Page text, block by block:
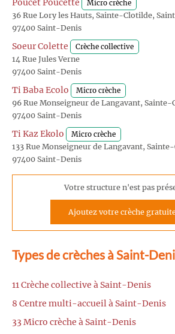
Poucet Poucette Micro crèche
36 Rue Lory les Hauts, Sainte-Clotilde,
97400 Saint-Denis
Soeur Colette Crèche collective
14 Rue Jules Verne
97400 Saint-Denis
Ti Baba Ecolo Micro crèche
96 Rue Monseigneur de Langavant,
97400 Saint-Denis
Ti Kaz Ekolo Micro crèche
133 Rue Monseigneur de Langavant,
97400 Saint-Denis
Votre structure n'est pas
Ajoutez votre crèche
Types de crèches à Saint-
11 Crèche collective à Saint-Denis
8 Centre multi-accueil à Saint-Denis
33 Micro crèche à Saint-Denis